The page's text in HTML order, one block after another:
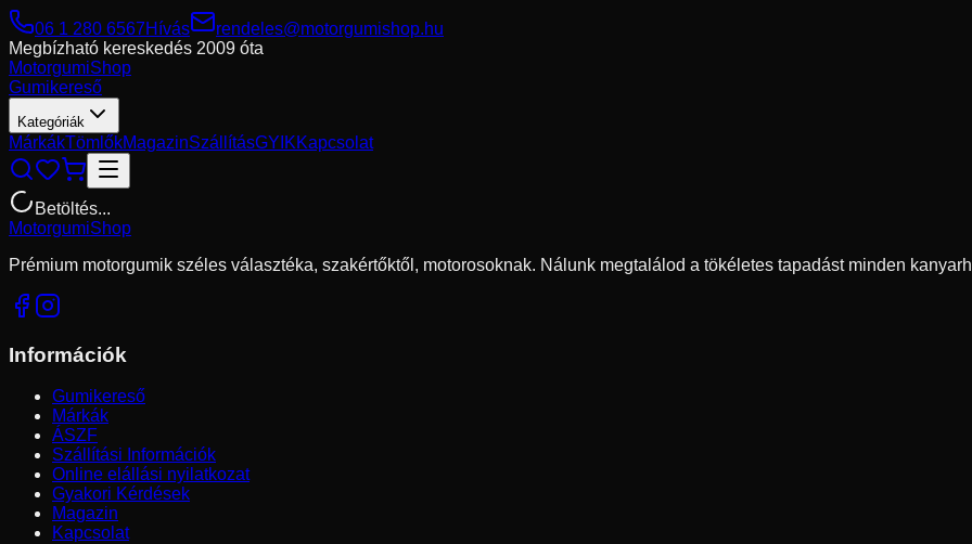
06 1 280 6567Hívás
rendeles@motorgumishop.hu
Megbízható kereskedés 2009 óta
MotorgumiShop
Gumikereső
Kategóriák
MárkákTömlőkMagazinSzállításGYIKKapcsolat
Betöltés...
MotorgumiShop
Prémium motorgumik széles választéka, szakértőktől, motorosoknak. Nálunk megtalálod a tökéletes tapadást minden
Információk
Gumikereső
Márkák
ÁSZF
Szállítási Információk
Online elállási nyilatkozat
Gyakori Kérdések
Magazin
Kapcsolat